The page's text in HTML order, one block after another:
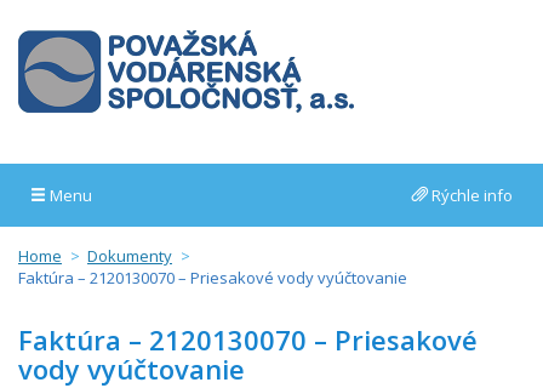
Menu Rýchle info
Home
Dokumenty
Faktúra – 2120130070 – Priesakové vody vyúčtovanie
Faktúra – 2120130070 – Priesakové
vody vyúčtovanie